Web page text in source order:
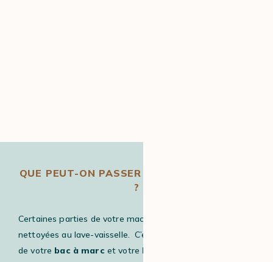
QUE PEUT-ON PASSER AU LAVE-VAISSELLE
?
Certaines parties de votre machine peuvent être
nettoyées au lave-vaisselle. C’est potentiellement le cas
de votre bac à marc et votre bac à eaux usées.